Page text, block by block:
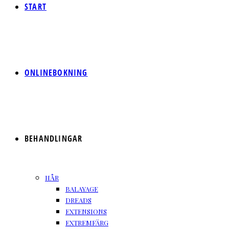
START
ONLINEBOKNING
BEHANDLINGAR
HÅR
BALAYAGE
DREADS
EXTENSIONS
EXTREMFÄRG